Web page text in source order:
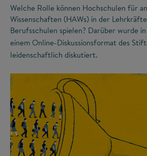
Welche Rolle können Hochschulen für
Wissenschaften (HAWs) in der
Berufsschulen spielen? Darüber wurde
einem Online-Diskussionsformat des
leidenschaftlich diskutiert.